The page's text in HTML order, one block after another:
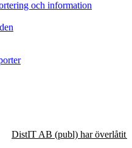
och information
DistIT AB (publ) har överlåtit